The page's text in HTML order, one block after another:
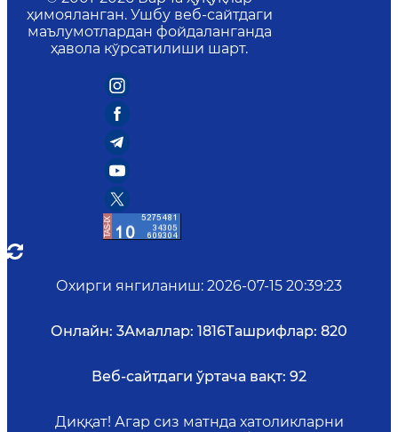
ҳимояланган. Ушбу веб-сайтдаги
маълумотлардан фойдаланганда
ҳавола кўрсатилиши шарт.
Охирги янгиланиш: 2026-07-15 20:39:23
Онлайн: 3Амаллар: 1816Ташрифлар: 820
Веб-сайтдаги ўртача вақт: 92
Диққат! Агар сиз матнда хатоликларни